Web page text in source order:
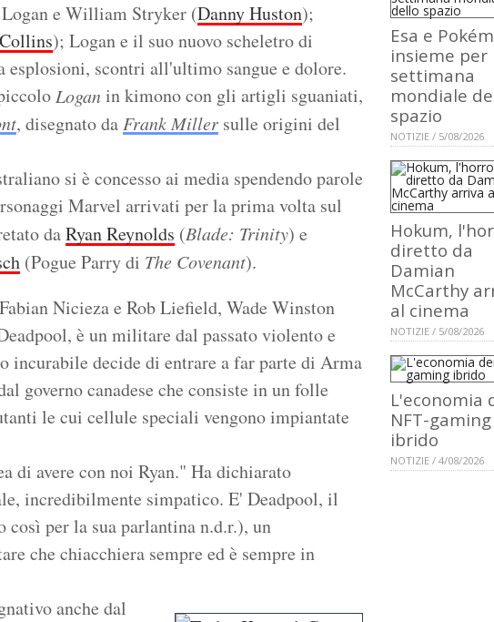
e William Stryker (Danny Huston);
); Logan e il suo nuovo scheletro di
scontri all'ultimo sangue e dolore.
Loganin kimono con gli artigli sguaniati,
, disegnato daFrank Miller sulle origini del
si è concesso ai media spendendo parole
Marvel arrivati per la prima volta sul
daRyan Reynolds (Blade: Trinity) e
(Pogue Parry di The Covenant).
Nicieza e Rob Liefield, Wade Winston
è un militare dal passato violento e
incurabile decide di entrare a far parte di Arma
governo canadese che consiste in un folle
le cui cellule speciali vengono impiantate
di avere con noi Ryan." Ha dichiarato
incredibilmente simpatico. E' Deadpool, il
così per la sua parlantina n.d.r.), un
che chiacchiera sempre ed è sempre in
anche dal
Esa e
insieme per
settimana
mondiale
spazio
NOTIZIE / 5/08/2026
Hokum,
diretto da
Damian
McCarthy
al cinema
NOTIZIE / 5/08/2026
L'economia
NFT-gaming
ibrido
NOTIZIE / 4/08/2026